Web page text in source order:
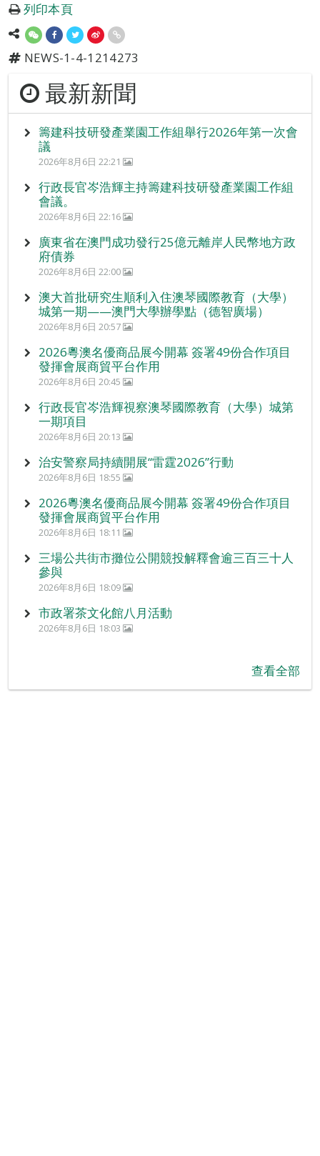
列印本頁
NEWS-1-4-1214273
最新新聞
籌建科技研發產業園工作組舉行2026年第一次會
議
2026年8月6日 22:21
行政長官岑浩輝主持籌建科技研發產業園工作組
會議。
2026年8月6日 22:16
廣東省在澳門成功發行25億元離岸人民幣地方政
府債券
2026年8月6日 22:00
澳大首批研究生順利入住澳琴國際教育（大學）
城第一期——澳門大學辦學點（德智廣場）
2026年8月6日 20:57
2026粵澳名優商品展今開幕 簽署49份合作項目
發揮會展商貿平台作用
2026年8月6日 20:45
行政長官岑浩輝視察澳琴國際教育（大學）城第
一期項目
2026年8月6日 20:13
治安警察局持續開展“雷霆2026”行動
2026年8月6日 18:55
2026粵澳名優商品展今開幕 簽署49份合作項目
發揮會展商貿平台作用
2026年8月6日 18:11
三場公共街市攤位公開競投解釋會逾三百三十人
參與
2026年8月6日 18:09
市政署茶文化館八月活動
2026年8月6日 18:03
查看全部